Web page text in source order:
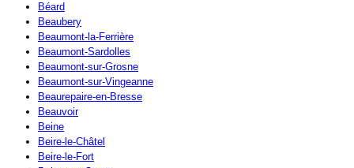
Béard
Beaubery
Beaumont-la-Ferrière
Beaumont-Sardolles
Beaumont-sur-Grosne
Beaumont-sur-Vingeanne
Beaurepaire-en-Bresse
Beauvoir
Beine
Beire-le-Châtel
Beire-le-Fort